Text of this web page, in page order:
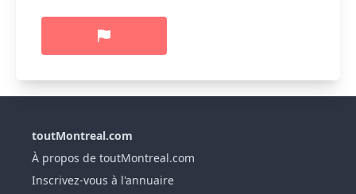
toutMontreal.com
À propos de toutMontreal.com
Inscrivez-vous à l'annuaire